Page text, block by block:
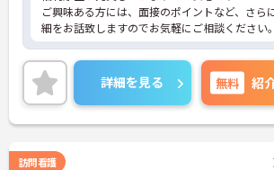
ご興味ある方には、面接のポイントなど、さら
細をお話致しますのでお気軽にご相談ください。
詳細を見る 無料 紹
訪問看護